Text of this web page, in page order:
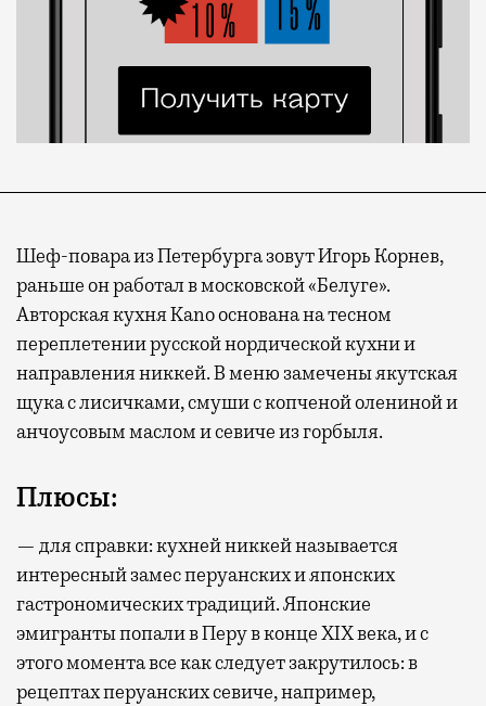
Шеф-повара из Петербурга зовут Игорь Корнев,
раньше он работал в московской «Белуге».
Авторская кухня Kano основана на тесном
переплетении русской нордической кухни и
направления никкей. В меню замечены якутская
щука с лисичками, смуши с копченой олениной и
анчоусовым маслом и севиче из горбыля.
Плюсы:
— для справки: кухней никкей называется
интересный замес перуанских и японских
гастрономических традиций. Японские
эмигранты попали в Перу в конце XIX века, и с
этого момента все как следует закрутилось: в
рецептах перуанских севиче, например,